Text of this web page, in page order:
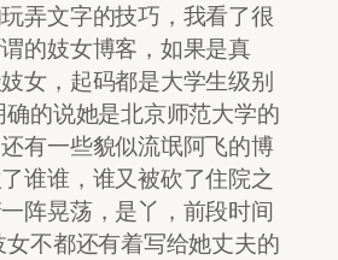
弄文字的技巧，我看了很
的妓女博客，如果是真
女，起码都是大学生级别
的说她是北京师范大学的
有一些貌似流氓阿飞的博
谁谁，谁又被砍了住院之
阵晃荡，是丫，前段时间
不都还有着写给她丈夫的